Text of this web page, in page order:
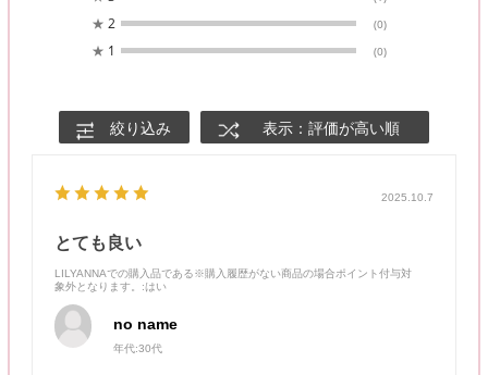
★ 2 (0)
★ 1 (0)
絞り込み 表示：評価が高い順
2025.10.7
とても良い
LILYANNAでの購入品である※購入履歴がない商品の場合ポイント付与対
象外となります。
:はい
no name
年代:30代